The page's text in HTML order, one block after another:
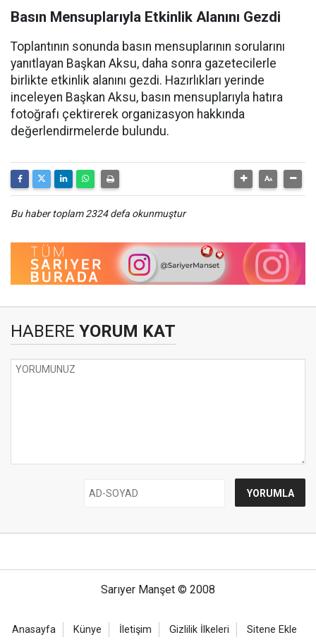
Basın Mensuplarıyla Etkinlik Alanını Gezdi
Toplantının sonunda basın mensuplarının sorularını
yanıtlayan Başkan Aksu, daha sonra gazetecilerle
birlikte etkinlik alanını gezdi. Hazırlıkları yerinde
inceleyen Başkan Aksu, basın mensuplarıyla hatıra
fotoğrafı çektirerek organizasyon hakkında
değerlendirmelerde bulundu.
Bu haber toplam 2324 defa okunmuştur
HABERE YORUM KAT
Sarıyer Manşet © 2008
Anasayfa Künye İletişim Gizlilik İlkeleri Sitene Ekle